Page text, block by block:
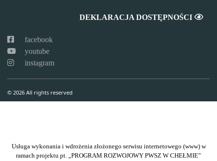
DEKLARACJA DOSTĘPNOŚCI
facebook
youtube
instagram
© 2026 All rights reserved
Usługa wykonania i wdrożenia złożonego serwisu internetowego (www) w
ramach projektu pt. „PROGRAM ROZWOJOWY PWSZ W CHEŁMIE”